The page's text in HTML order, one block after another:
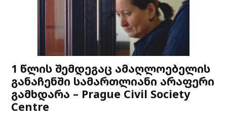
1 წლის შემდეგაც ამაღლოებელის
განაჩენში სამართლიანი არაფერი
გამხდარა – Prague Civil Society
Centre